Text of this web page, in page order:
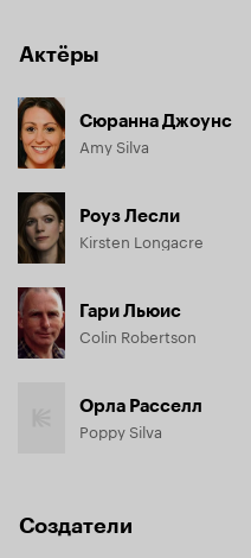
Актёры
Сюранна Джоунс
Amy Silva
Роуз Лесли
Kirsten Longacre
Гари Льюис
Colin Robertson
Орла Расселл
Poppy Silva
Создатели